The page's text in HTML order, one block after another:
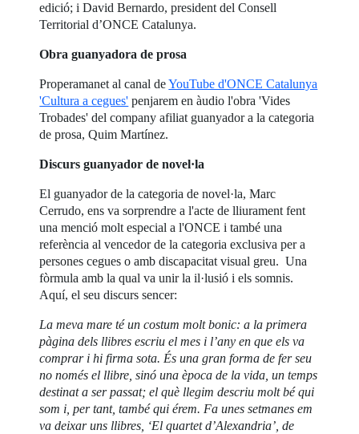
edició; i David Bernardo, president del Consell
Territorial d’ONCE Catalunya.
Obra guanyadora de prosa
Properamanet al canal deYouTube d'ONCE Catalunya
'Cultura a cegues' penjarem en àudio l'obra 'Vides
Trobades' del company afiliat guanyador a la categoria
de prosa, Quim Martínez.
Discurs guanyador de novel·la
El guanyador de la categoria de novel·la, Marc
Cerrudo, ens va sorprendre a l'acte de lliurament fent
una menció molt especial a l'ONCE i també una
referència al vencedor de la categoria exclusiva per a
persones cegues o amb discapacitat visual greu. Una
fòrmula amb la qual va unir la il·lusió i els somnis.
Aquí, el seu discurs sencer:
La meva mare té un costum molt bonic: a la primera
pàgina dels llibres escriu el mes i l’any en que els va
comprar i hi firma sota. És una gran forma de fer seu
no només el llibre, sinó una època de la vida, un temps
destinat a ser passat; el què llegim descriu molt bé qui
som i, per tant, també qui érem. Fa unes setmanes em
va deixar uns llibres, ‘El quartet d’Alexandria’, de